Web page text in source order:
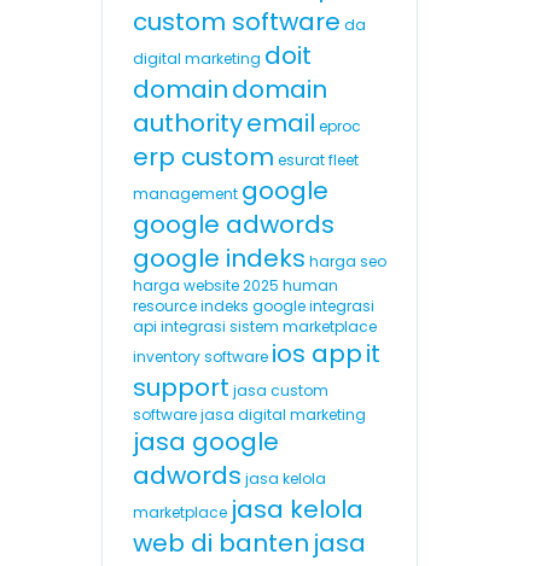
custom software da
digital marketing doit
domaindomain
authorityemail eproc
erp custom esurat fleet
management google
google adwords
google indeks harga seo
harga website 2025 human
resource indeks google integrasi
api integrasi sistem marketplace
inventory software ios appit
support jasa custom
software jasa digital marketing
jasa google
adwords jasa kelola
marketplace jasa kelola
web di banten jasa